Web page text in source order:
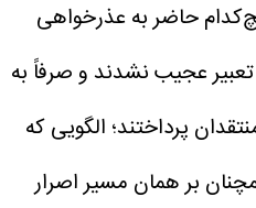
حاضر به عذرخواهی
عجیب نشدند و صرفاً به
پرداختند؛ الگویی که
بر همان مسیر اصرار